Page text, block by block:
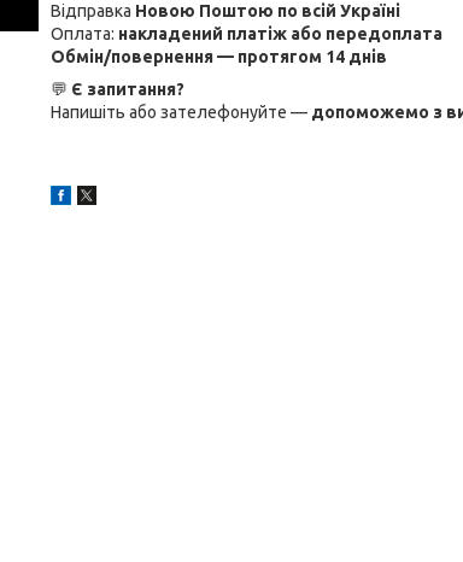
Відправка Новою Поштою по всій Україні
Оплата: накладений платіж або передоплата
Обмін/повернення — протягом 14 днів
💬 Є запитання?
Напишіть або зателефонуйте — допоможемо з